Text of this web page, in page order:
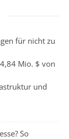
für nicht zu
Mio. $ von
und
So